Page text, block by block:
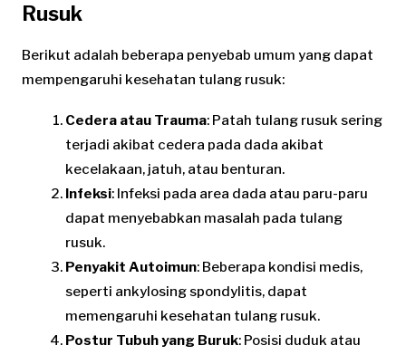
Rusuk
Berikut adalah beberapa penyebab umum yang dapat
mempengaruhi kesehatan tulang rusuk:
Cedera atau Trauma: Patah tulang rusuk sering
terjadi akibat cedera pada dada akibat
kecelakaan, jatuh, atau benturan.
Infeksi: Infeksi pada area dada atau paru-paru
dapat menyebabkan masalah pada tulang
rusuk.
Penyakit Autoimun: Beberapa kondisi medis,
seperti ankylosing spondylitis, dapat
memengaruhi kesehatan tulang rusuk.
Postur Tubuh yang Buruk: Posisi duduk atau